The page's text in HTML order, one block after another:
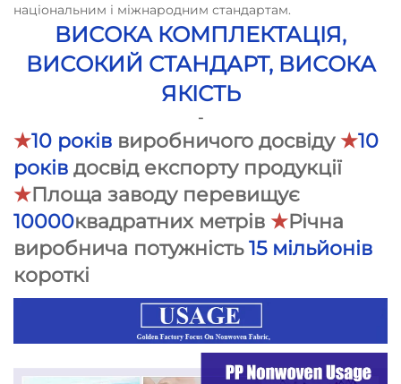
національним і міжнародним стандартам.
ВИСОКА КОМПЛЕКТАЦІЯ,
ВИСОКИЙ СТАНДАРТ, ВИСОКА
ЯКІСТЬ
-
★10 років виробничого досвіду ★10
років досвід експорту продукції
★Площа заводу перевищує
10000квадратних метрів ★Річна
виробнича потужність15 мільйонів
короткі